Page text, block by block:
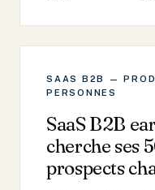
SAAS B2B —
PERSONNES
SaaS B2B
cherche ses
prospects